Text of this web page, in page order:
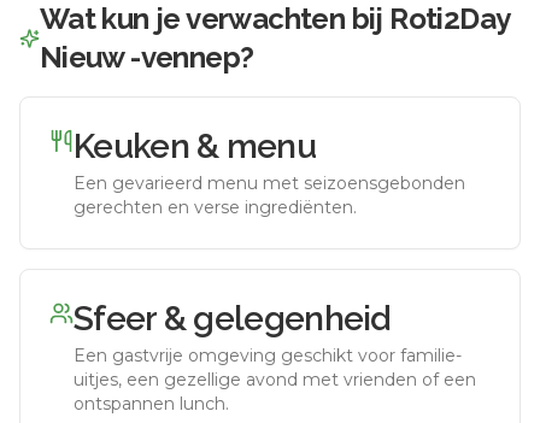
Wat kun je verwachten bij Roti2Day
Nieuw -vennep?
Keuken & menu
Een gevarieerd menu met seizoensgebonden
gerechten en verse ingrediënten.
Sfeer & gelegenheid
Een gastvrije omgeving geschikt voor familie-
uitjes, een gezellige avond met vrienden of een
ontspannen lunch.